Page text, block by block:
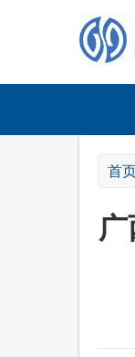
首